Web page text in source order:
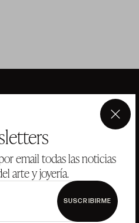
email todas las noticias
arte y joyería.
SUSCRIBIRME
×
ANSORENA
VALORACIONES